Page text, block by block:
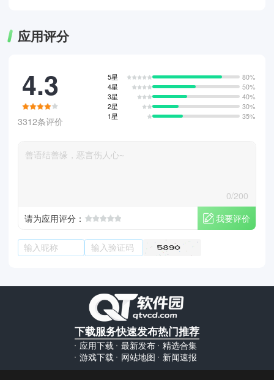
应用评分
4.3
3312条评价
5星
80%
4星
50%
3星
40%
2星
30%
1星
35%
0/200
请为应用评分：
我要评价
下载服务
应用下载
游戏下载
快速发布
最新发布
网站地图
热门推荐
精选合集
新闻速报